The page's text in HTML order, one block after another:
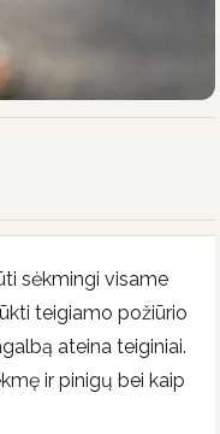
sėkmingi visame
teigiamo požiūrio
ateina teiginiai.
ir pinigų bei kaip